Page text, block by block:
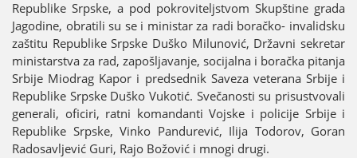
Republike Srpske, a pod pokroviteljstvom Skupštine grada
Јagodine, obratili su se i ministar za radi boračko- invalidsku
zaštitu Republike Srpske Duško Milunović, Državni sekretar
ministarstva za rad, zapošljavanje, sociјalna i boračka pitanja
Srbiјe Miodrag Kapor i predsednik Saveza veterana Srbiјe i
Republike Srpske Duško Vukotić. Svečanosti su prisustvovali
generali, oficiri, ratni komandanti Voјske i policiјe Srbiјe i
Republike Srpske, Vinko Pandurević, Iliјa Todorov, Goran
Radosavljević Guri, Raјo Božović i mnogi drugi.